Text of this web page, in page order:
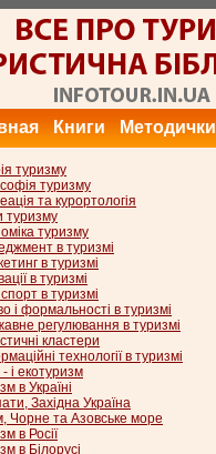
Книги Методички
туризму
туризму
та курортологія
туризму
туризму
в туризмі
в туризмі
в туризмі
в туризмі
і формальності в туризмі
регулювання в туризмі
кластери
технології в туризмі
і екотуризм
в Україні
Західна Україна
Чорне та Азовське море
в Росії
в Білорусі